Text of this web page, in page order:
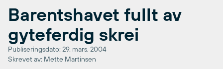
Barentshavet fullt av
gyteferdig skrei
Publiseringsdato: 29. mars, 2004
Skrevet av: Mette Martinsen